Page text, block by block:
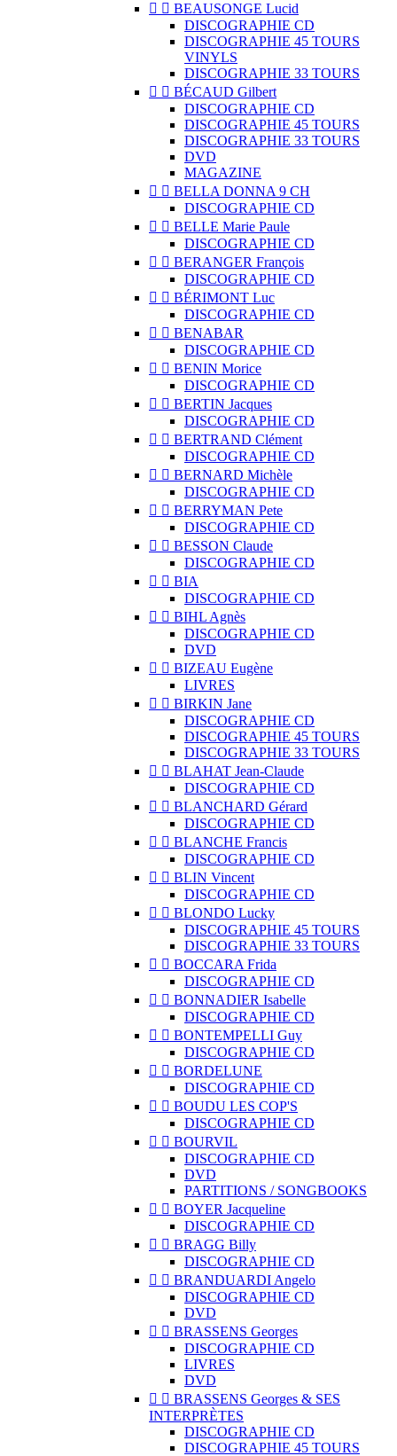
  BEAUSONGE Lucid
DISCOGRAPHIE CD
DISCOGRAPHIE 45 TOURS
VINYLS
DISCOGRAPHIE 33 TOURS
  BÉCAUD Gilbert
DISCOGRAPHIE CD
DISCOGRAPHIE 45 TOURS
DISCOGRAPHIE 33 TOURS
DVD
MAGAZINE
  BELLA DONNA 9 CH
DISCOGRAPHIE CD
  BELLE Marie Paule
DISCOGRAPHIE CD
  BERANGER François
DISCOGRAPHIE CD
  BÉRIMONT Luc
DISCOGRAPHIE CD
  BENABAR
DISCOGRAPHIE CD
  BENIN Morice
DISCOGRAPHIE CD
  BERTIN Jacques
DISCOGRAPHIE CD
  BERTRAND Clément
DISCOGRAPHIE CD
  BERNARD Michèle
DISCOGRAPHIE CD
  BERRYMAN Pete
DISCOGRAPHIE CD
  BESSON Claude
DISCOGRAPHIE CD
  BIA
DISCOGRAPHIE CD
  BIHL Agnès
DISCOGRAPHIE CD
DVD
  BIZEAU Eugène
LIVRES
  BIRKIN Jane
DISCOGRAPHIE CD
DISCOGRAPHIE 45 TOURS
DISCOGRAPHIE 33 TOURS
  BLAHAT Jean-Claude
DISCOGRAPHIE CD
  BLANCHARD Gérard
DISCOGRAPHIE CD
  BLANCHE Francis
DISCOGRAPHIE CD
  BLIN Vincent
DISCOGRAPHIE CD
  BLONDO Lucky
DISCOGRAPHIE 45 TOURS
DISCOGRAPHIE 33 TOURS
  BOCCARA Frida
DISCOGRAPHIE CD
  BONNADIER Isabelle
DISCOGRAPHIE CD
  BONTEMPELLI Guy
DISCOGRAPHIE CD
  BORDELUNE
DISCOGRAPHIE CD
  BOUDU LES COP'S
DISCOGRAPHIE CD
  BOURVIL
DISCOGRAPHIE CD
DVD
PARTITIONS / SONGBOOKS
  BOYER Jacqueline
DISCOGRAPHIE CD
  BRAGG Billy
DISCOGRAPHIE CD
  BRANDUARDI Angelo
DISCOGRAPHIE CD
DVD
  BRASSENS Georges
DISCOGRAPHIE CD
LIVRES
DVD
  BRASSENS Georges & SES
INTERPRÈTES
DISCOGRAPHIE CD
DISCOGRAPHIE 45 TOURS